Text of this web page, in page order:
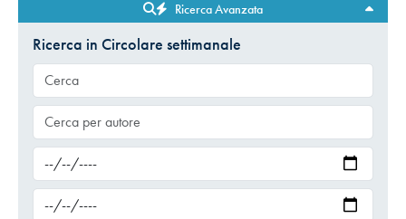
Ricerca Avanzata
Ricerca in Circolare settimanale